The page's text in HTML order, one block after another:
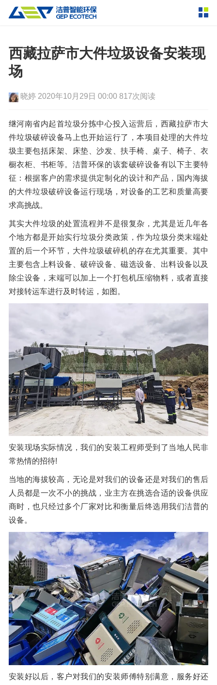
双轴撕碎机 单轴撕碎机
垃圾破袋机 移动式撕碎站
粉碎设备
环锤式粉碎机 鼓式粉碎机
轮胎钢丝分离机 通用型粉碎机
破碎设备
反击式破碎机 颚式破碎机
圆锥破碎机 立轴冲击式破碎机
挤压成型设备
RDF成型机 生物质颗粒机
成套机组
橡胶破胶机组
风选机 滚筒筛
脉冲除尘器 轮胎抽丝机
解决方案
服务支持
新闻资讯
走进洁普
联系我们
西藏拉萨市大件垃圾设备安装现
场
晓婷 2020年10月29日 00:00 817次阅读
继河南省内起首垃圾分拣中心投入运营后，西藏拉萨市大
件垃圾破碎设备马上也开始运行了，本项目处理的大件垃
圾主要包括床架、床垫、沙发、扶手椅、桌子、椅子、衣
橱衣柜、书柜等。洁普环保的该套破碎设备有以下主要特
征：根据客户的需求提供定制化的设计和产品，国内海拔
的大件垃圾破碎设备运行现场，对设备的工艺和质量高要
求高挑战。
其实大件垃圾的处置流程并不是很复杂，尤其是近几年各
个地方都是开始实行垃圾分类政策，作为垃圾分类末端处
置的后一个环节，大件垃圾破碎机的存在尤其重要。其中
主要包含上料设备、破碎设备、磁选设备、出料设备以及
除尘设备，末端可以加上一个打包机压缩物料，或者直接
对接转运车进行及时转运，如图。
安装现场实际情况，我们的安装工程师受到了当地人民非
常热情的招待!
当地的海拔较高，无论是对我们的设备还是对我们的售后
人员都是一次不小的挑战，业主方在挑选合适的设备供应
商时，也只经过多个厂家对比和衡量后终选用我们洁普的
设备。
安装好以后，客户对我们的安装师傅特别满意，服务好还